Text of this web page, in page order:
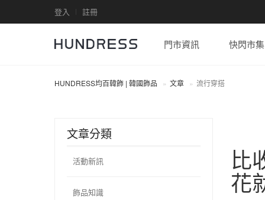
登入 註冊
門市資訊 快閃市集
HUNDRESS均百韓飾 | 韓國飾品 文章 流行穿搭
比
花
文章分類
活動新訊
飾品知識